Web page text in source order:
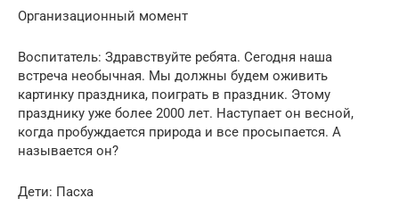
Организационный момент
Воспитатель: Здравствуйте ребята. Сегодня наша
встреча необычная. Мы должны будем оживить
картинку праздника, поиграть в праздник. Этому
празднику уже более 2000 лет. Наступает он весной,
когда пробуждается природа и все просыпается. А
называется он?
Дети: Пасха